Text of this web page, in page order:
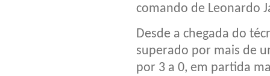
comando de Leonardo
Desde a chegada do
superado por mais de
por 3 a 0, em partida